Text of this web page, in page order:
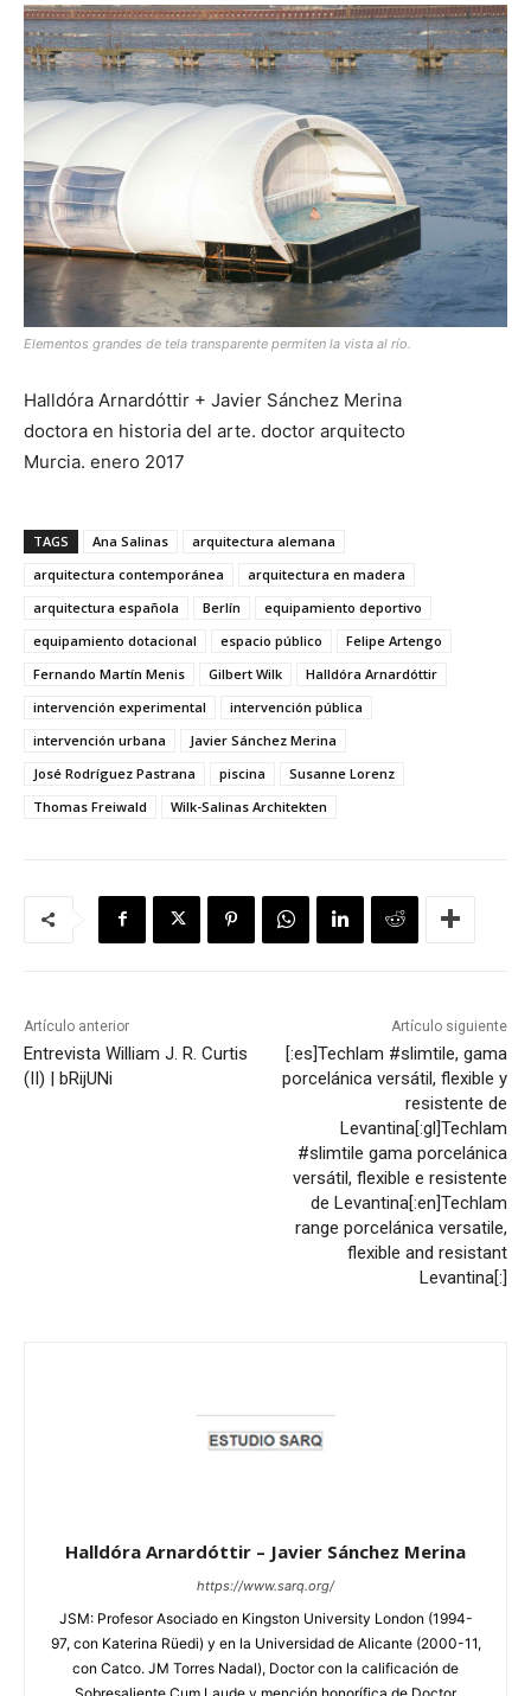
Elementos grandes de tela transparente permiten la vista al río.
Halldóra Arnardóttir + Javier Sánchez Merina
doctora en historia del arte. doctor arquitecto
Murcia. enero 2017
TAGS Ana Salinas
arquitectura alemana
arquitectura contemporánea
arquitectura en madera
arquitectura española
Berlín
equipamiento deportivo
equipamiento dotacional
espacio público
Felipe Artengo
Fernando Martín Menis
Gilbert Wilk
Halldóra Arnardóttir
intervención experimental
intervención pública
intervención urbana
Javier Sánchez Merina
José Rodríguez Pastrana
piscina
Susanne Lorenz
Thomas Freiwald
Wilk-Salinas Architekten
Artículo anterior
Entrevista William J. R. Curtis
(II) | bRijUNi
Artículo siguiente
[:es]Techlam #slimtile, gama
porcelánica versátil, flexible y
resistente de
Levantina[:gl]Techlam
#slimtile gama porcelánica
versátil, flexible e resistente
de Levantina[:en]Techlam
range porcelánica versatile,
flexible and resistant
Levantina[:]
Halldóra Arnardóttir – Javier Sánchez Merina
https://www.sarq.org/
JSM: Profesor Asociado en Kingston University London (1994-
97, con Katerina Rüedi) y en la Universidad de Alicante (2000-11,
con Catco. JM Torres Nadal), Doctor con la calificación de